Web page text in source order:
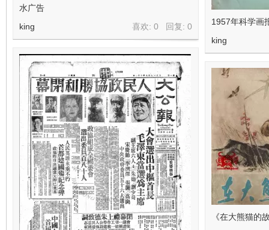
水广告
喜欢: 0 回复: 0
king
1957年科学画
king
《在大熊猫的